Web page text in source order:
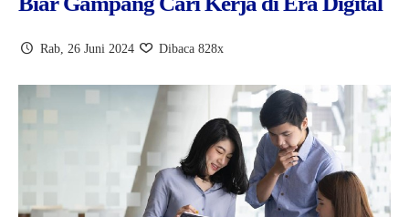
Rab, 26 Juni 2024 Dibaca 828x